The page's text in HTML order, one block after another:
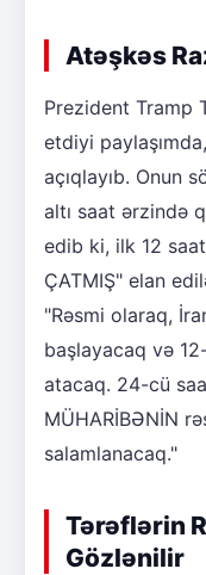
Atəşkəs
Prezident Tramp
etdiyi
açıqlayıb. Onun
altı saat ərzində
edib ki, ilk 12
ÇATMIŞ" elan
"Rəsmi olaraq,
başlayacaq və
atacaq. 24-cü
MÜHARİBƏNİN
salamlanacaq."
Tərəflərin
Gözlənilir